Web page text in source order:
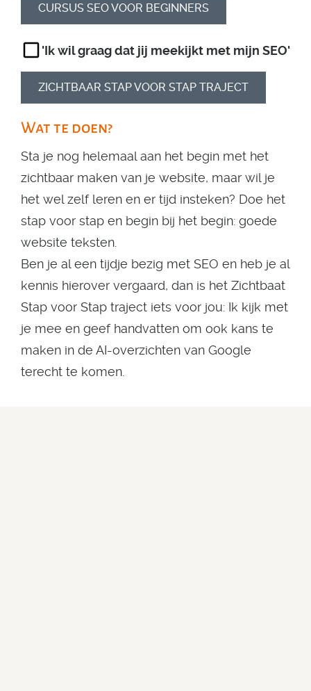
CURSUS SEO VOOR BEGINNERS
'Ik wil graag dat jij meekijkt met mijn SEO'
ZICHTBAAR STAP VOOR STAP TRAJECT
Wat te doen?
Sta je nog helemaal aan het begin met het
zichtbaar maken van je website, maar wil je
het wel zelf leren en er tijd insteken? Doe het
stap voor stap en begin bij het begin: goede
website teksten.
Ben je al een tijdje bezig met SEO en heb je al
kennis hierover vergaard, dan is het Zichtbaat
Stap voor Stap traject iets voor jou: Ik kijk met
je mee en geef handvatten om ook kans te
maken in de AI-overzichten van Google
terecht te komen.